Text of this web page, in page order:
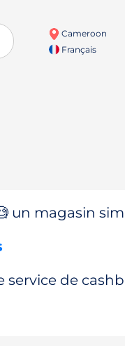
Cameroon
Français
un magasin
service de